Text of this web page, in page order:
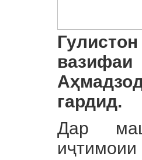
гардид.
Дар